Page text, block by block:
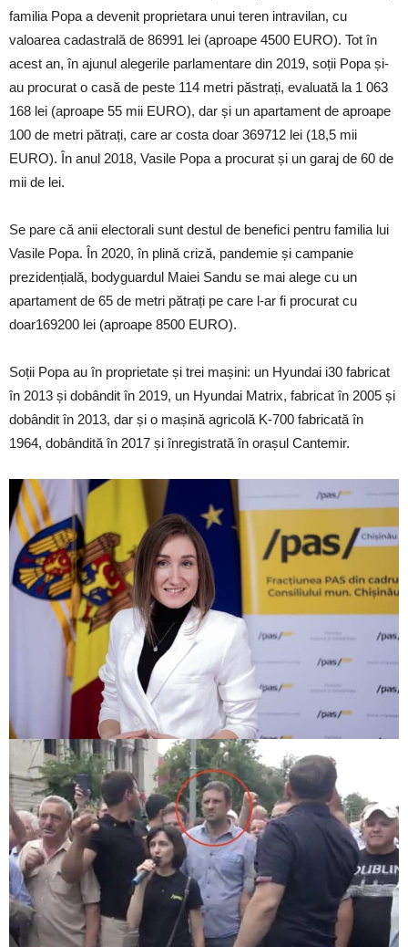
familia Popa a devenit proprietara unui teren intravilan, cu
valoarea cadastrală de 86991 lei (aproape 4500 EURO). Tot în
acest an, în ajunul alegerile parlamentare din 2019, soții Popa și-
au procurat o casă de peste 114 metri păstrați, evaluată la 1 063
168 lei (aproape 55 mii EURO), dar și un apartament de aproape
100 de metri pătrați, care ar costa doar 369712 lei (18,5 mii
EURO). În anul 2018, Vasile Popa a procurat și un garaj de 60 de
mii de lei.
Se pare că anii electorali sunt destul de benefici pentru familia lui
Vasile Popa. În 2020, în plină criză, pandemie și campanie
prezidențială, bodyguardul Maiei Sandu se mai alege cu un
apartament de 65 de metri pătrați pe care l-ar fi procurat cu
doar169200 lei (aproape 8500 EURO).
Soții Popa au în proprietate și trei mașini: un Hyundai i30 fabricat
în 2013 și dobândit în 2019, un Hyundai Matrix, fabricat în 2005 și
dobândit în 2013, dar și o mașină agricolă K-700 fabricată în
1964, dobândită în 2017 și înregistrată în orașul Cantemir.